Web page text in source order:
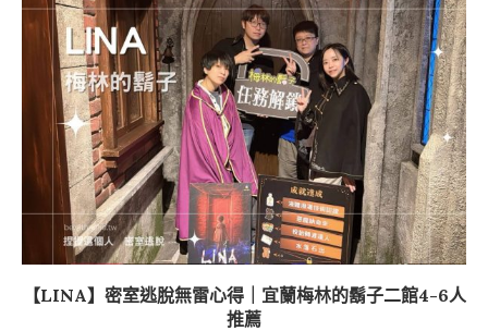
【LINA】密室逃脫無雷心得｜宜蘭梅林的鬍子二館4-6人
推薦